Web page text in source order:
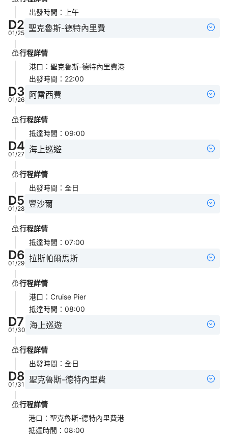
出發時間 ： 上午
D2
01/25 聖克魯斯-德特內里費
行程詳情
港口 ： 聖克魯斯-德特內里費港
出發時間 ： 22:00
D3
01/26 阿雷西費
行程詳情
抵達時間 ： 09:00
D4
01/27 海上巡遊
行程詳情
出發時間 ： 全日
D5
01/28 豐沙爾
行程詳情
抵達時間 ： 07:00
D6
01/29 拉斯帕爾馬斯
行程詳情
港口 ： Cruise Pier
抵達時間 ： 08:00
D7
01/30 海上巡遊
行程詳情
出發時間 ： 全日
D8
01/31 聖克魯斯-德特內里費
行程詳情
港口 ： 聖克魯斯-德特內里費港
抵達時間 ： 08:00